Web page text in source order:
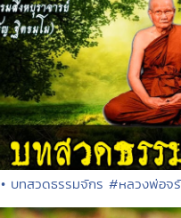
• บทสวดธรรมจักร #หลวงพ่อจ